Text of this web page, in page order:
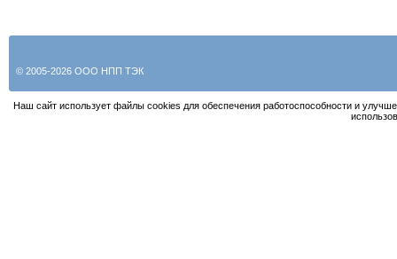
© 2005-2026 ООО НПП ТЭК
Наш сайт использует файлы cookies для обеспечения работоспособности и